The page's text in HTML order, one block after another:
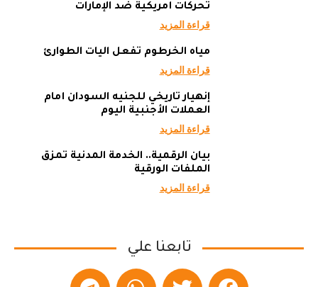
تحركات أمريكية ضد الإمارات
قراءة المزيد
مياه الخرطوم تفعل آليات الطوارئ
قراءة المزيد
إنهيار تاريخي للجنيه السودان أمام
العملات الأجنبية اليوم
قراءة المزيد
بيان الرقمية.. الخدمة المدنية تمزق
الملفات الورقية
قراءة المزيد
تابعنا علي